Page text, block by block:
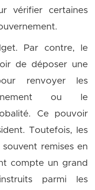
vérifier certaines
Par contre, le
de déposer une
renvoyer les
ou le
Ce pouvoir
Toutefois, les
remises en
compte un grand
parmi les